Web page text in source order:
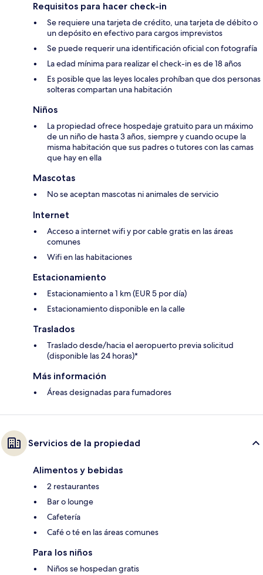
Requisitos para hacer check-in
Se requiere una tarjeta de crédito, una tarjeta de débito o
un depósito en efectivo para cargos imprevistos
Se puede requerir una identificación oficial con fotografía
La edad mínima para realizar el check-in es de 18 años
Es posible que las leyes locales prohíban que dos personas
solteras compartan una habitación
Niños
La propiedad ofrece hospedaje gratuito para un máximo
de un niño de hasta 3 años, siempre y cuando ocupe la
misma habitación que sus padres o tutores con las camas
que hay en ella
Mascotas
No se aceptan mascotas ni animales de servicio
Internet
Acceso a internet wifi y por cable gratis en las áreas
comunes
Wifi en las habitaciones
Estacionamiento
Estacionamiento a 1 km (EUR 5 por día)
Estacionamiento disponible en la calle
Traslados
Traslado desde/hacia el aeropuerto previa solicitud
(disponible las 24 horas)*
Más información
Áreas designadas para fumadores
Servicios de la propiedad
Alimentos y bebidas
2 restaurantes
Bar o lounge
Cafetería
Café o té en las áreas comunes
Para los niños
Niños se hospedan gratis